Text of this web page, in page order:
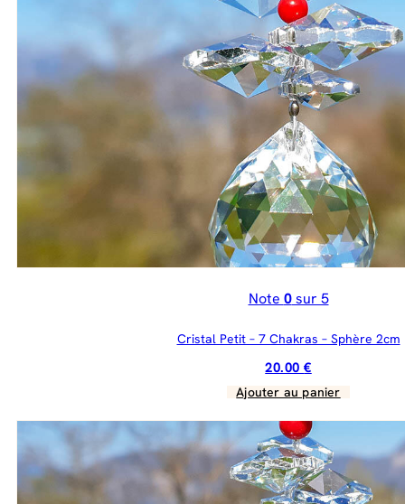
Note 0sur 5
Cristal Petit – 7 Chakras – Sphère 2cm
20.00€
Ajouter au panier